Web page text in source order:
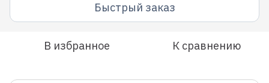
Быстрый заказ
В избранное К сравнению